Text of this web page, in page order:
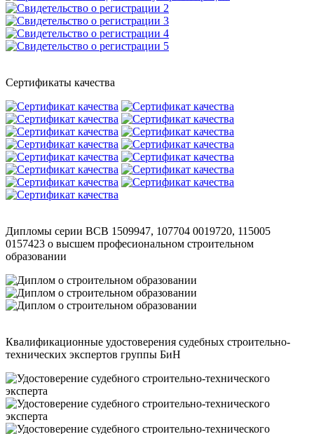
Сертификаты качества
Дипломы серии ВСВ 1509947, 107704 0019720, 115005
0157423 о высшем професиональном строительном
образовании
Квалификационные удостоверения судебных строительно-
технических экспертов группы БиН